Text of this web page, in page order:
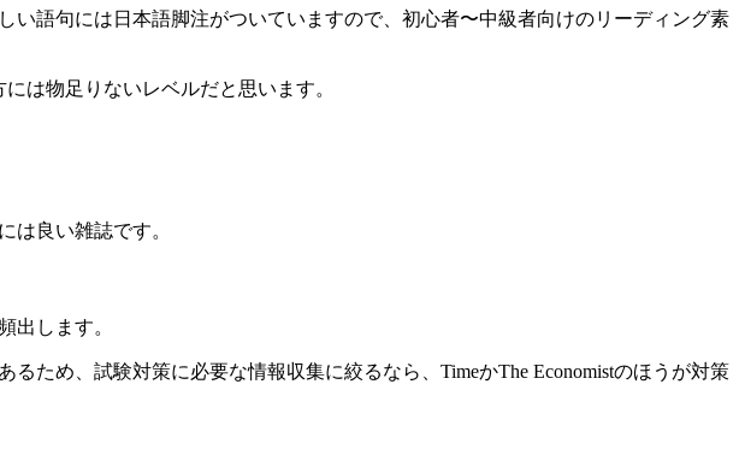
語句には日本語脚注がついていますので、初心者〜中級者向けのリーディング素
は物足りないレベルだと思います。
は良い雑誌です。
出します。
ため、試験対策に必要な情報収集に絞るなら、TimeかThe Economistのほうが対策